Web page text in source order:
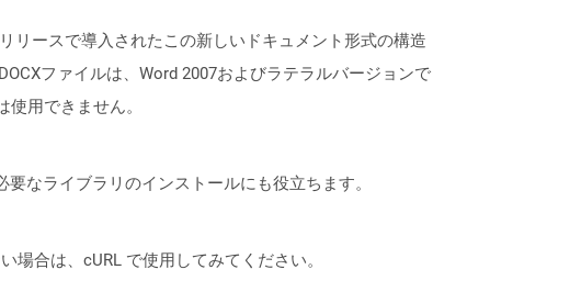
ースで導入されたこの新しいドキュメント形式の構造
ファイルは、Word 2007およびラテラルバージョンで
用できません。
なライブラリのインストールにも役立ちます。
合は、cURL で使用してみてください。